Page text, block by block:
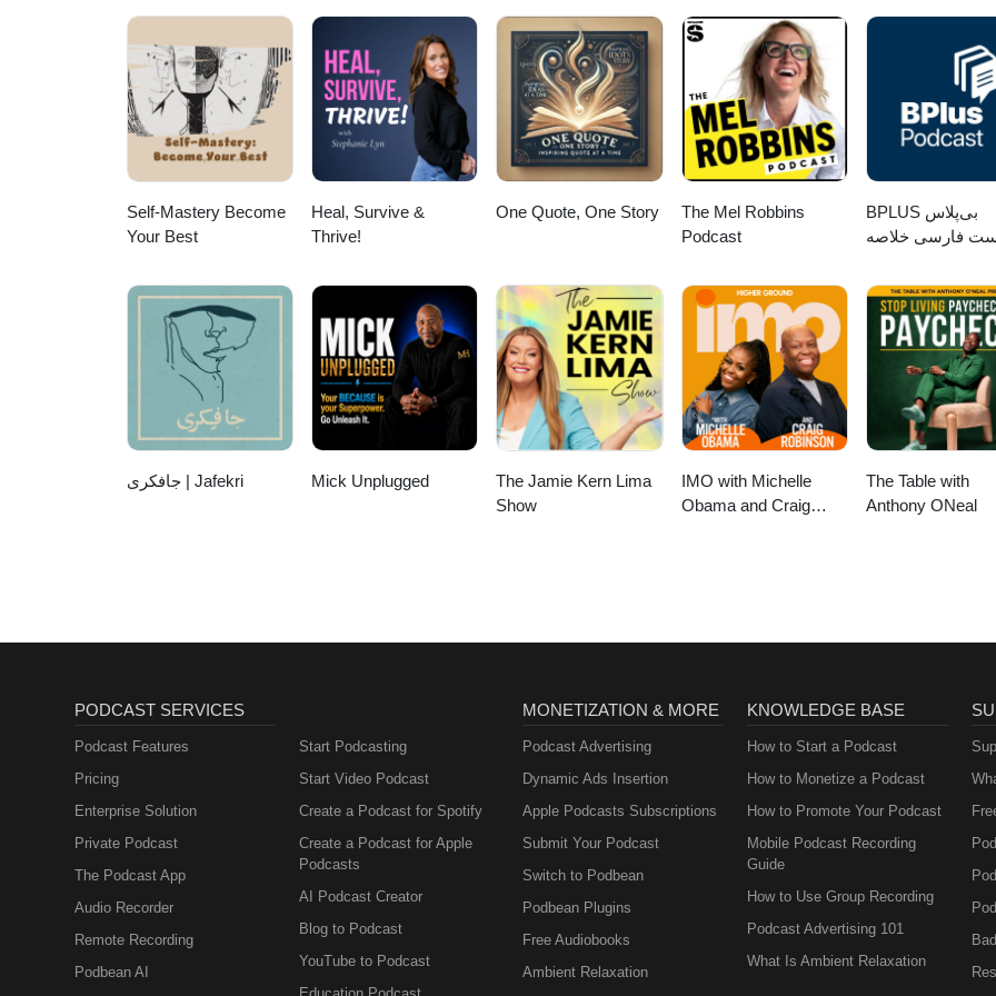
Self-Mastery Become
Your Best
Heal, Survive &
Thrive!
One Quote, One Story
The Mel Robbins
Podcast
‌BPLUS بی‌پلاس
فارسی خلاصه
جافکری | Jafekri Mick Unplugged
The Jamie Kern Lima
Show
IMO with Michelle
Obama and Craig
The Table with
Anthony ONeal
PODCAST SERVICES
Podcast Features
Pricing
Enterprise Solution
Private Podcast
The Podcast App
Audio Recorder
Remote Recording
Podbean AI
Start Podcasting
Start Video Podcast
Create a Podcast for Spotify
Create a Podcast for Apple
Podcasts
AI Podcast Creator
Blog to Podcast
YouTube to Podcast
MONETIZATION & MORE
Podcast Advertising
Dynamic Ads Insertion
Apple Podcasts Subscriptions
Submit Your Podcast
Switch to Podbean
Podbean Plugins
Free Audiobooks
Ambient Relaxation
KNOWLEDGE BASE
How to Start a Podcast
How to Monetize a Podcast
How to Promote Your Podcast
Mobile Podcast Recording
Guide
How to Use Group Recording
Podcast Advertising 101
What Is Ambient Relaxation